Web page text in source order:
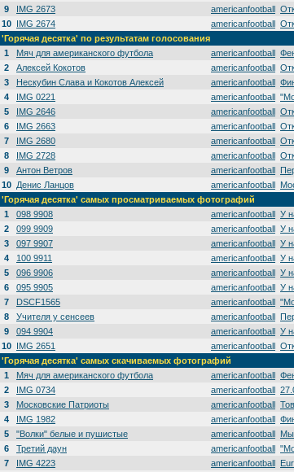
9
IMG 2673 americanfootball
10 IMG 2674 americanfootball
'Горячая десятка' по результатам голосования
1
Мяч для американского футбола americanfootball
2
Алексей Кокотов americanfootball
3
Нескубин Слава и Кокотов Алексей americanfootball
4
IMG 0221 americanfootball
5
IMG 2646 americanfootball
6
IMG 2663 americanfootball
7
IMG 2680 americanfootball
8
IMG 2728 americanfootball
9
Антон Ветров americanfootball
10 Денис Ланцов americanfootball
'Горячая десятка' самых просматриваемых фотографий
1
098 9908 americanfootball У
2
099 9909 americanfootball У
3
097 9907 americanfootball У
4
100 9911 americanfootball У
5
096 9906 americanfootball У
6
095 9905 americanfootball У
7
DSCF1565 americanfootball
8
Учителя у сенсеев americanfootball
9
094 9904 americanfootball У
10 IMG 2651 americanfootball
'Горячая десятка' самых скачиваемых фотографий
1
Мяч для американского футбола americanfootball
2
IMG 0734 americanfootball
3
Московские Патриоты americanfootball
4
IMG 1982 americanfootball
5
"Волки" белые и пушистые americanfootball Мы
6
Третий даун americanfootball
7
IMG 4223 americanfootball